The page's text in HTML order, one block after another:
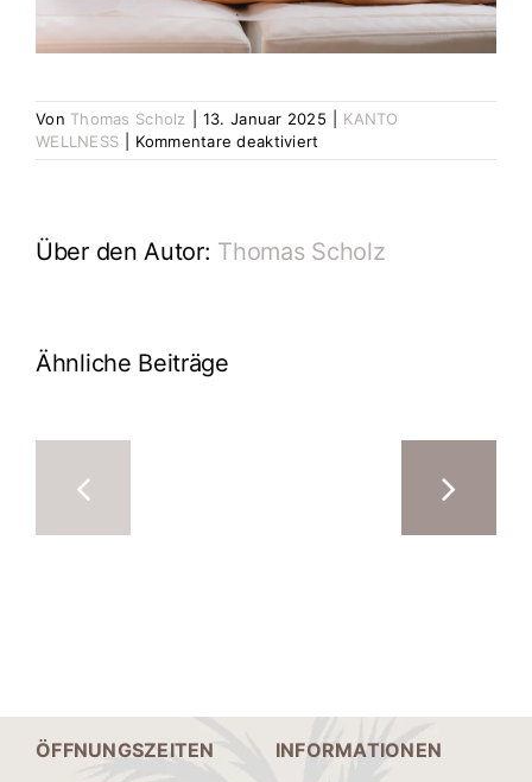
Von Thomas Scholz 13. Januar 2025
KANTO
WELLNESS
Kommentare deaktiviert
Bambus-
Über den Autor: Thomas Scholz
Ähnliche Beiträge
Stress
Release-
Massage
ÖFFNUNGSZEITEN INFORMATIONEN